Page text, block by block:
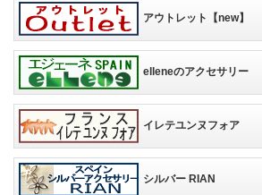
アウトレット【new】
elleneのアクセサリー
イレテユンヌフォア
シルバー RIAN